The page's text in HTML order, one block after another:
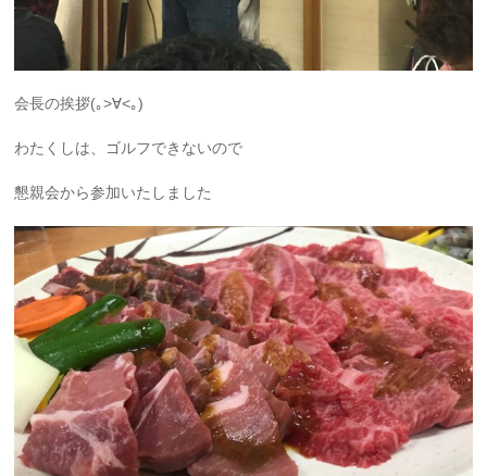
会長の挨拶(｡>∀<｡)
わたくしは、ゴルフできないので
懇親会から参加いたしました